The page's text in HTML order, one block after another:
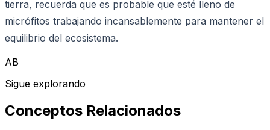
tierra, recuerda que es probable que esté lleno de
micrófitos trabajando incansablemente para mantener el
equilibrio del ecosistema.
AB
Sigue explorando
Conceptos Relacionados